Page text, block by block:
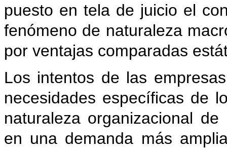
puesto en tela de juicio el
fenómeno de naturaleza
por ventajas comparadas
Los intentos de las
necesidades específicas de
naturaleza organizacional
en una demanda más